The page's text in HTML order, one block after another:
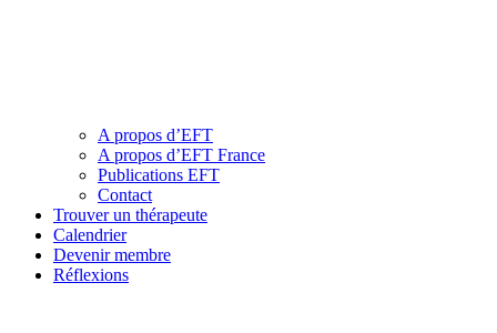
A propos d’EFT
A propos d’EFT France
Publications EFT
Contact
Trouver un thérapeute
Calendrier
Devenir membre
Réflexions